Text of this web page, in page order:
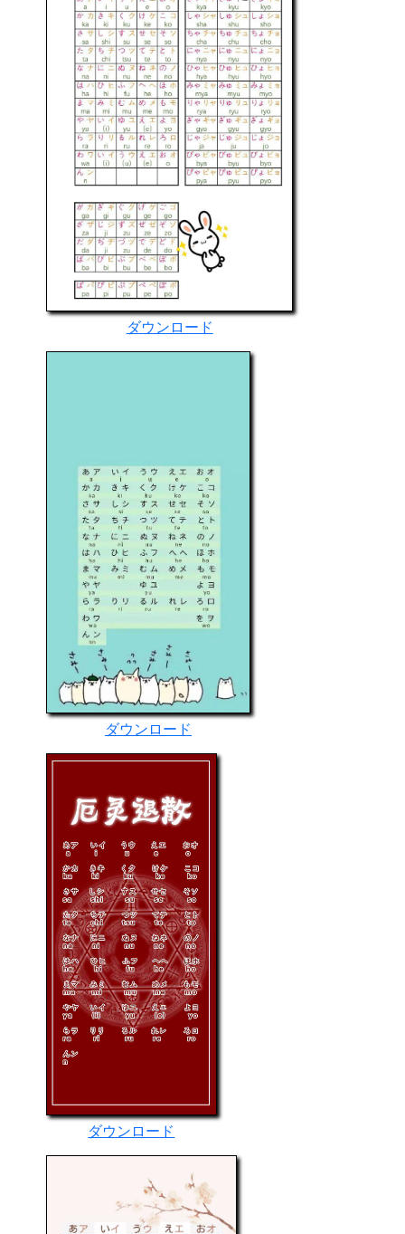
ダウンロード
ダウンロード
ダウンロード